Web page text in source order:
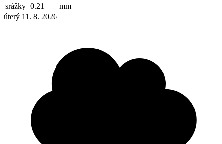
srážky 0.21
mm
úterý 11. 8. 2026